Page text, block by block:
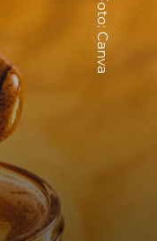
Foto: Canva